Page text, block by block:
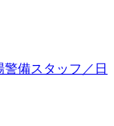
備スタッフ／日